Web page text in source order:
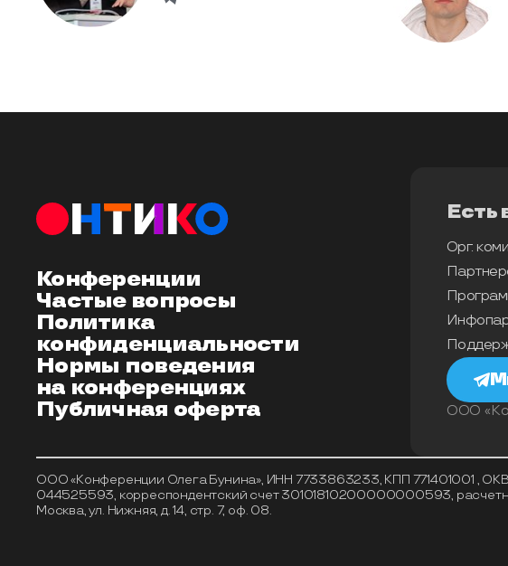
Конференции
Частые вопросы
Политика
конфиденциальности
Нормы поведения
на конференциях
Публичная оферта
Есть
Орг.
ООО
ООО «Конференции Олега Бунина», ИНН 7733863233, КПП 771401001 ,
044525593, корреспондентский счет 30101810200000000593,
Москва, ул. Нижняя, д. 14, стр. 7, оф. 08.